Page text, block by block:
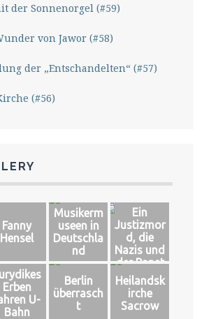
der Sonnenorgel (#59)
von Jawor (#58)
der „Entschandelten“ (#57)
(#56)
Fanny
Hensel
Musikerm
useen in
Deutschla
nd
Ein
Justizmor
d, die
Nazis und
der Papst
Erben
U-
Bahn
Berlin
überrasch
t
Heilandsk
irche
Sacrow